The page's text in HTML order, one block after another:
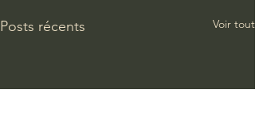
Posts récents Voir tout